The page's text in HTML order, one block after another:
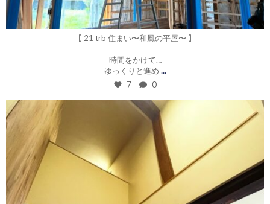
4月 12
【 21 trb 住まい〜和風の平屋〜 】
時間をかけて…
ゆっくりと進め ...
7 0
roku_design